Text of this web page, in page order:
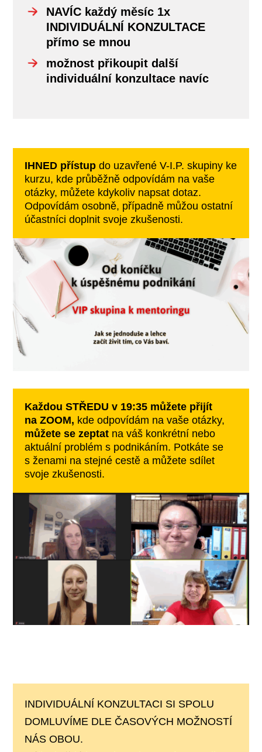
NAVÍC každý měsíc 1x
INDIVIDUÁLNÍ KONZULTACE
přímo se mnou
možnost přikoupit další
individuální konzultace navíc
IHNED přístup do uzavřené V-I.P. skupiny ke
kurzu, kde průběžně odpovídám na vaše
otázky, můžete kdykoliv napsat dotaz.
Odpovídám osobně, případně můžou ostatní
účastníci doplnit svoje zkušenosti.
Každou STŘEDU v 19:35 můžete přijít
na ZOOM, kde odpovídám na vaše otázky,
můžete se zeptat na váš konkrétní nebo
aktuální problém s podnikáním. Potkáte se
s ženami na stejné cestě a můžete sdílet
svoje zkušenosti.
INDIVIDUÁLNÍ KONZULTACI SI SPOLU
DOMLUVÍME DLE ČASOVÝCH MOŽNOSTÍ
NÁS OBOU.